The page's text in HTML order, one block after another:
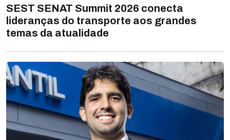
SEST SENAT Summit 2026 conecta
lideranças do transporte aos grandes
temas da atualidade